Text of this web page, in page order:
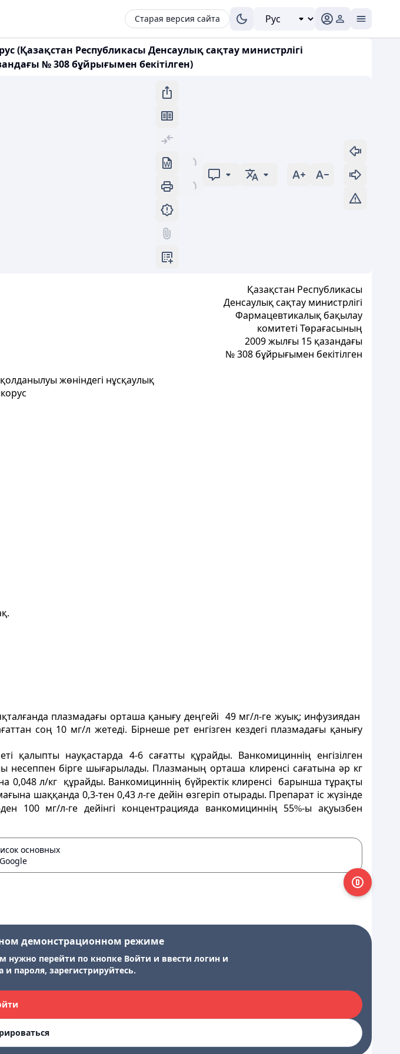
Старая версия сайта
(Қазақстан Республикасы Денсаулық сақтау министрлігі
№ 308 бұйрығымен бекітілген)
Қазақстан Республикасы
Денсаулық сақтау министрлігі
Фармацевтикалық бақылау
комитеті Төрағасының
2009 жылғы 15 қазандағы
№ 308 бұйрығымен бекітілген
жөніндегі нұсқаулық
плазмадағы орташа қанығу деңгейі 49 мг/л-ге жуық; инфузиядан
соң 10 мг/л жетеді. Бірнеше рет енгізген кездегі плазмадағы қанығу
қалыпты науқастарда 4-6 сағатты құрайды. Ванкомициннің енгізілген
несеппен бірге шығарылады. Плазманың орташа клиренсі сағатына әр кг
0,048 л/кг құрайды. Ванкомициннің бүйректік клиренсі барынша тұрақты
шаққанда 0,3-тен 0,43 л-ге дейін өзгеріп отырады. Препарат іс жүзінде
100 мг/л-ге дейінгі концентрацияда ванкомициннің 55%-ы ақуызбен
основных
демонстрационном режиме
нужно перейти по кнопке Войти и ввести логин и
и пароля, зарегистрируйтесь.